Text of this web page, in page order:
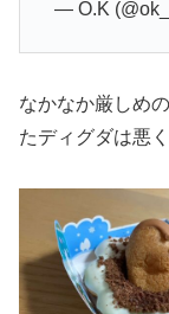
— O.K
なかなか厳しめ
たディグダは悪